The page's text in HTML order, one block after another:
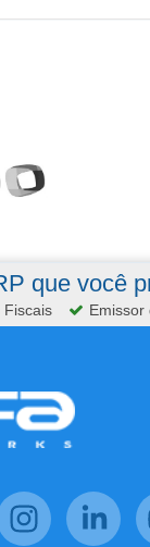
que você
Fiscais Emissor